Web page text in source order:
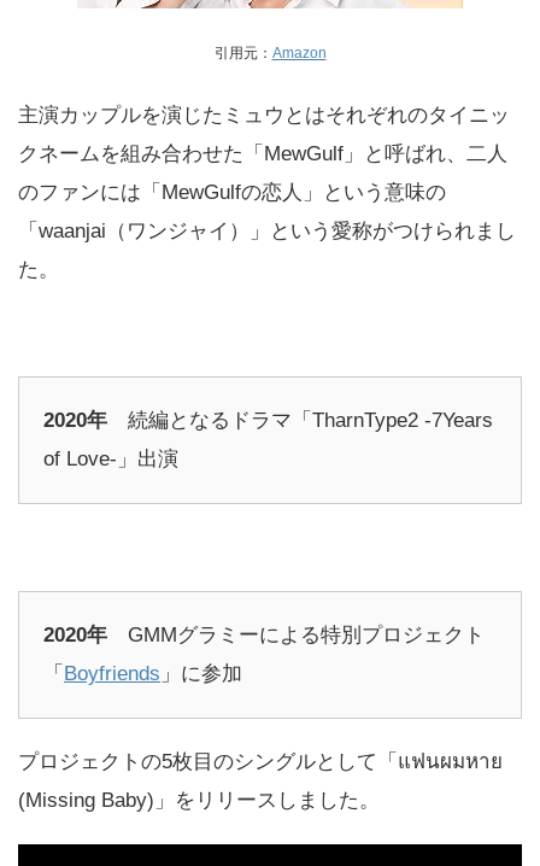
引用元： Amazon
主演カップルを演じたミュウとはそれぞれのタイニッ
クネームを組み合わせた「MewGulf」と呼ばれ、二人
のファンには「MewGulfの恋人」という意味の
「waanjai（ワンジャイ）」という愛称がつけられまし
た。
2020年 続編となるドラマ「TharnType2 -7Years
of Love-」出演
2020年 GMMグラミーによる特別プロジェクト
「 Boyfriends 」に参加
プロジェクトの5枚目のシングルとして「แฟนผมหาย
(Missing Baby)」をリリースしました。